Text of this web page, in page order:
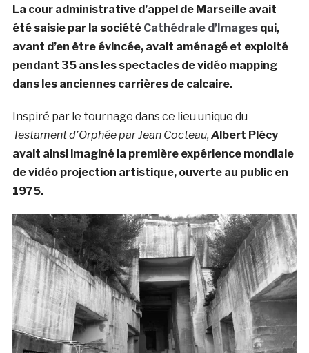
La cour administrative d’appel de Marseille avait
été saisie par la société Cathédrale d’Imagesqui,
avant d’en être évincée, avait aménagé et exploité
pendant 35 ans les spectacles de vidéo mapping
dans les anciennes carrières de calcaire.
Inspiré par le tournage dans ce lieu unique du
Testament d’Orphée par Jean Cocteau,Albert Plécy
avait ainsi imaginé la première expérience mondiale
de vidéo projection artistique, ouverte au public en
1975.